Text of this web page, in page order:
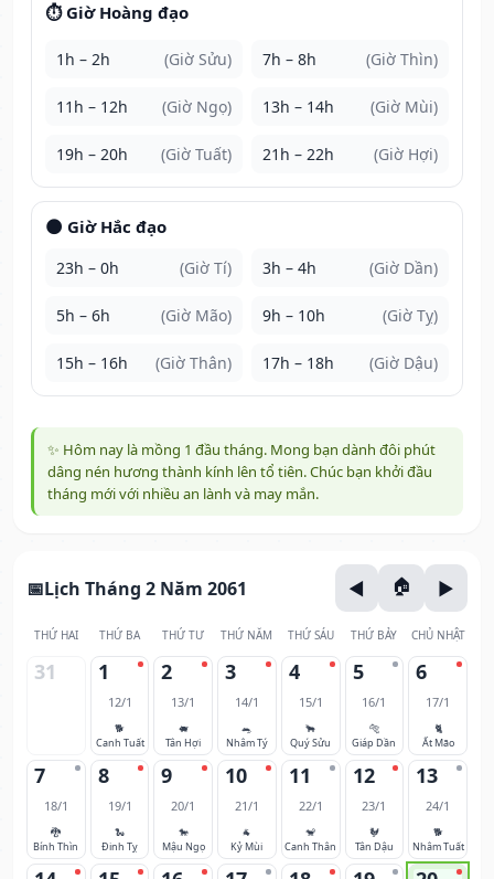
⏱️ Giờ Hoàng đạo
1h – 2h (Giờ Sửu) 7h – 8h (Giờ Thìn)
11h – 12h (Giờ Ngọ) 13h – 14h (Giờ Mùi)
19h – 20h (Giờ Tuất) 21h – 22h (Giờ Hợi)
🌑 Giờ Hắc đạo
23h – 0h (Giờ Tí) 3h – 4h (Giờ Dần)
5h – 6h (Giờ Mão) 9h – 10h (Giờ Tỵ)
15h – 16h (Giờ Thân) 17h – 18h (Giờ Dậu)
✨ Hôm nay là mồng 1 đầu tháng. Mong bạn dành đôi phút
dâng nén hương thành kính lên tổ tiên. Chúc bạn khởi đầu
tháng mới với nhiều an lành và may mắn.
Lịch Tháng 2 Năm 2061
THỨ HAI THỨ BA THỨ TƯ THỨ NĂM THỨ SÁU THỨ BẢY CHỦ NHẬT
31 1
12/1
🐕
Canh Tuất
2
13/1
🐖
Tân Hợi
3
14/1
🐀
Nhâm Tý
4
15/1
🐂
Quý Sửu
5
16/1
🐅
Giáp Dần
6
17/1
🐈
Ất Mão
7
18/1
🐉
Bính Thìn
8
19/1
🐍
Đinh Tỵ
9
20/1
🐎
Mậu Ngọ
10
21/1
🐐
Kỷ Mùi
11
22/1
🐒
Canh Thân
12
23/1
🐓
Tân Dậu
13
24/1
🐕
Nhâm Tuất